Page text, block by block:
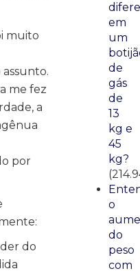
muito
me fez
a
por
do
em
um
de
gás
de
13
kg e
45
kg?
o
do
peso
com